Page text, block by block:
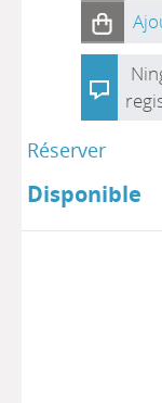
Réserver
Disponible